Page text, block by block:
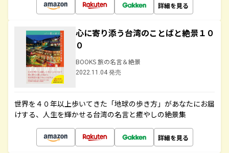
詳細を見る
心に寄り添う台湾のことばと絶景１０
０
BOOKS 旅の名言＆絶景
2022.11.04 発売
世界を４０年以上歩いてきた「地球の歩き方」があなたにお届
けする、人生を輝かせる台湾の名言と癒やしの絶景集
詳細を見る